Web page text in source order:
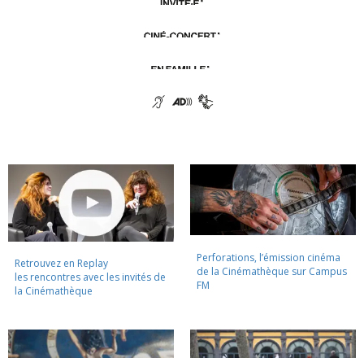
Retrouvez en Replay
les rencontres avec les invités de
la Cinémathèque
Perforations, l’émission cinéma
de la Cinémathèque sur Campus
FM